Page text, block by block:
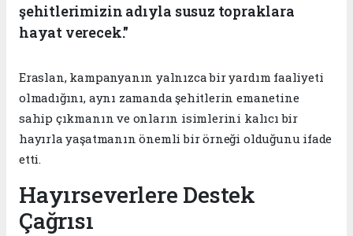
şehitlerimizin adıyla susuz topraklara
hayat verecek."
Eraslan, kampanyanın yalnızca bir yardım faaliyeti
olmadığını, aynı zamanda şehitlerin emanetine
sahip çıkmanın ve onların isimlerini kalıcı bir
hayırla yaşatmanın önemli bir örneği olduğunu ifade
etti.
Hayırseverlere Destek
Çağrısı